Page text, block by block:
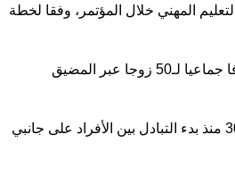
المهني خلال المؤتمر، وفقا لخطة
وسيشمل المنتدى أيضا زفافا جماعيا لـ50 زوجا عبر المضيق
ويمثل هذا العام الذكرى الـ30 منذ بدء التبادل بين الأفراد على جانبي